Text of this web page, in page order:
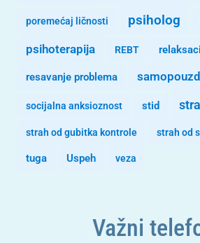
poremećaj ličnosti psiholog
psihoterapija REBT
resavanje problema
socijalna anksioznost stid
strah od gubitka kontrole strah od
tuga Uspeh veza
Važni